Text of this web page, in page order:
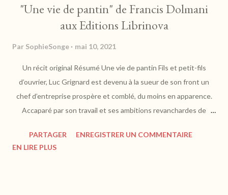
"Une vie de pantin" de Francis Dolmani
aux Editions Librinova
Par SophieSonge mai 10, 2021
Un récit original Résumé Une vie de pantin Fils et petit-fils
d’ouvrier, Luc Grignard est devenu à la sueur de son front un
chef d’entreprise prospère et comblé, du moins en apparence.
Accaparé par son travail et ses ambitions revanchardes de
aristocratique mais psychologiquement fragile. Sans emploi par
principe, celle-ci traîne son ennui dans leur grande maison de
PARTAGER
ENREGISTRER UN COMMENTAIRE
EN LIRE PLUS